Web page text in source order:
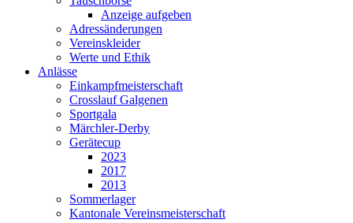
Anzeige aufgeben
Adressänderungen
Vereinskleider
Werte und Ethik
Anlässe
Einkampfmeisterschaft
Crosslauf Galgenen
Sportgala
Märchler-Derby
Gerätecup
2023
2017
2013
Sommerlager
Kantonale Vereinsmeisterschaft